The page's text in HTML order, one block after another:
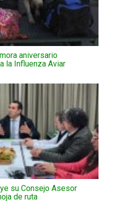
aniversario
la Influenza Aviar
su Consejo Asesor
de ruta